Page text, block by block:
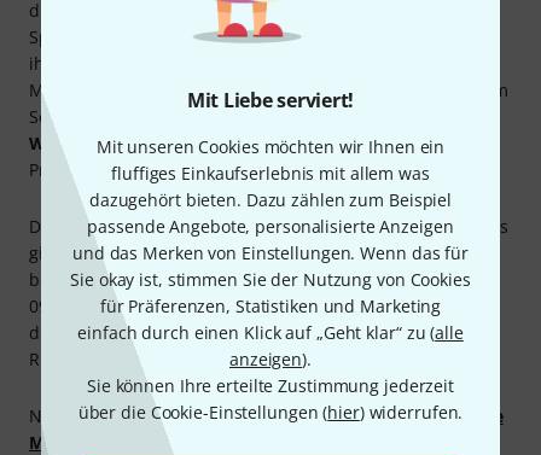
Mit Liebe serviert!
Mit unseren Cookies möchten wir Ihnen ein
fluffiges Einkaufserlebnis mit allem was
dazugehört bieten. Dazu zählen zum Beispiel
passende Angebote, personalisierte Anzeigen
und das Merken von Einstellungen. Wenn das für
Sie okay ist, stimmen Sie der Nutzung von Cookies
für Präferenzen, Statistiken und Marketing
einfach durch einen Klick auf „Geht klar“ zu (alle
anzeigen).
Sie können Ihre erteilte Zustimmung jederzeit
über die Cookie-Einstellungen (hier) widerrufen.
diversen Risiken ausgesetzt, sondern auch in den
Spielpausen und immer dann, wenn sie sich außerhalb
ihres Etuis oder Koffers aufhält. Dann ist eine sichere
Möglichkeit zu ihrer Aufbewahrung unabdingbar, die ihrem
Schutz, ihrer
Werterhaltdient. Das gilt nicht nur für die Bühne und die
Probe, sondern auch für die Aufbewahrung zu Hause.
Dieser Kaufratgeberzeigt dir, welcheStänder für Violine
es
gibt, und unsereStreichinstrumenten-Abteilungsteht dir
beim Kauf gerne hilfreich zur Seite, telefonisch unter
09546-9223-370, per Mail unterstreicher@thomann.de
den Öffnungszeiten im Online-Chat oder vereinbare einen
Rückruftermin.
Natürlich gilt auch beim Kauf von Ständern unsere30 Tage
Money-Back-Garantie